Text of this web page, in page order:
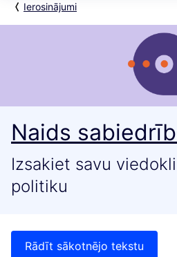
Ierosinājumi
Naids
Izsakiet savu
politiku
Rādīt sākotnējo tekstu